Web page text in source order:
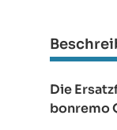
Die
bonremo